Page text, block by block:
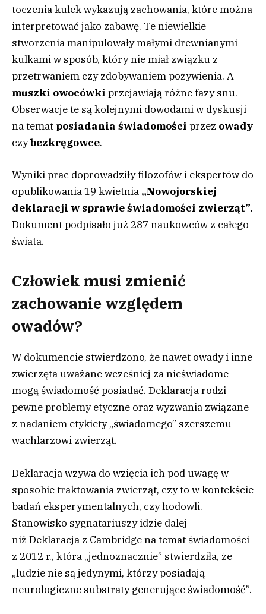
toczenia kulek wykazują zachowania, które można
interpretować jako zabawę. Te niewielkie
stworzenia manipulowały małymi drewnianymi
kulkami w sposób, który nie miał związku z
przetrwaniem czy zdobywaniem pożywienia. A
muszki owocówki przejawiają różne fazy snu.
Obserwacje te są kolejnymi dowodami w dyskusji
na temat posiadania świadomości przez owady
czybezkręgowce.
Wyniki prac doprowadziły filozofów i ekspertów do
opublikowania 19 kwietnia „Nowojorskiej
deklaracji w sprawie świadomości zwierząt”.
Dokument podpisało już 287 naukowców z całego
świata.
Człowiek musi zmienić
zachowanie względem
owadów?
W dokumencie stwierdzono, że nawet owady i inne
zwierzęta uważane wcześniej za nieświadome
mogą świadomość posiadać. Deklaracja rodzi
pewne problemy etyczne oraz wyzwania związane
z nadaniem etykiety „świadomego” szerszemu
wachlarzowi zwierząt.
Deklaracja wzywa do wzięcia ich pod uwagę w
sposobie traktowania zwierząt, czy to w kontekście
badań eksperymentalnych, czy hodowli.
Stanowisko sygnatariuszy idzie dalej
niż Deklaracja z Cambridge na temat świadomości
z 2012 r., która „jednoznacznie” stwierdziła, że
„ludzie nie są jedynymi, którzy posiadają
neurologiczne substraty generujące świadomość”.